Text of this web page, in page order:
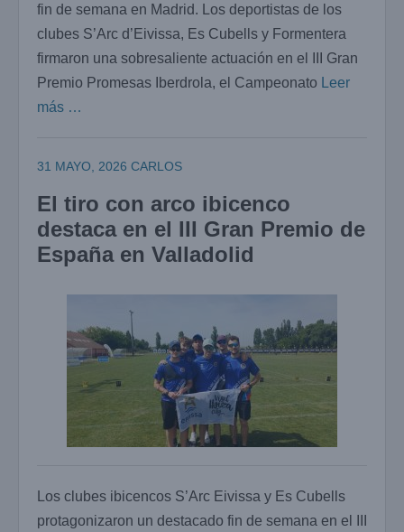
fin de semana en Madrid. Los deportistas de los
clubes S’Arc d’Eivissa, Es Cubells y Formentera
firmaron una sobresaliente actuación en el III Gran
Premio Promesas Iberdrola, el Campeonato
Leer
más …
31 MAYO, 2026 CARLOS
El tiro con arco ibicenco
destaca en el III Gran Premio de
España en Valladolid
Los clubes ibicencos S’Arc Eivissa y Es Cubells
protagonizaron un destacado fin de semana en el III